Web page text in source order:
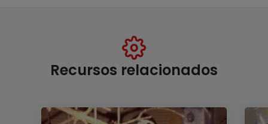
Recursos relacionados